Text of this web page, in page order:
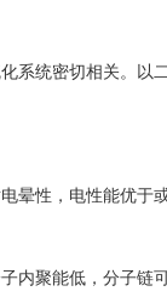
统密切相关。以
性，电性能优于
聚能低，分子链